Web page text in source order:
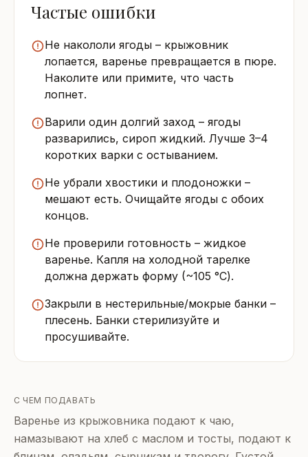
Частые ошибки
Не накололи ягоды – крыжовник
лопается, варенье превращается в пюре.
Наколите или примите, что часть
лопнет.
Варили один долгий заход – ягоды
разварились, сироп жидкий. Лучше 3–4
коротких варки с остыванием.
Не убрали хвостики и плодоножки –
мешают есть. Очищайте ягоды с обоих
концов.
Не проверили готовность – жидкое
варенье. Капля на холодной тарелке
должна держать форму (~105 °C).
Закрыли в нестерильные/мокрые банки –
плесень. Банки стерилизуйте и
просушивайте.
С ЧЕМ ПОДАВАТЬ
Варенье из крыжовника подают к чаю,
намазывают на хлеб с маслом и тосты, подают к